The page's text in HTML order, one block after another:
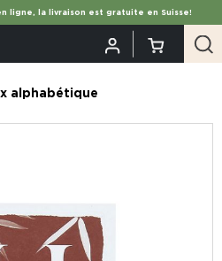
ligne, la livraison est gratuite en Suisse!
alphabétique